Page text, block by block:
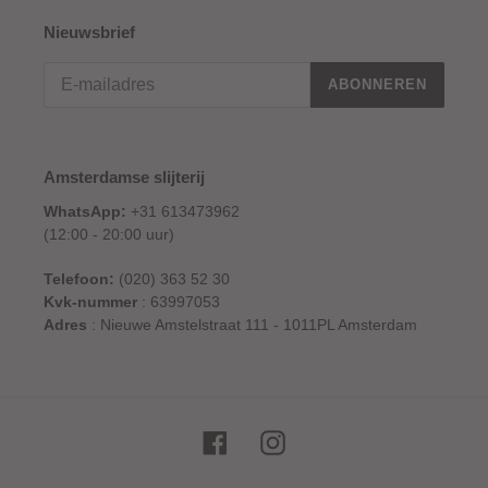
Nieuwsbrief
ABONNEREN
Amsterdamse slijterij
WhatsApp: +31 613473962
(12:00 - 20:00 uur)
Telefoon: (020) 363 52 30
Kvk-nummer : 63997053
Adres : Nieuwe Amstelstraat 111 - 1011PL Amsterdam
FacebookInstagram